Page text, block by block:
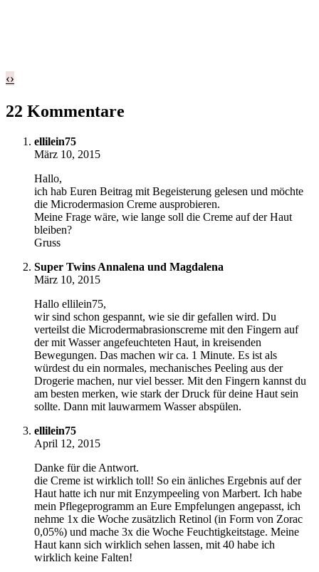
‹›
22 Kommentare
ellilein75
März 10, 2015
Hallo,
ich hab Euren Beitrag mit Begeisterung gelesen und möchte
die Microdermasion Creme ausprobieren.
Meine Frage wäre, wie lange soll die Creme auf der Haut
bleiben?
Gruss
Super Twins Annalena und Magdalena
März 10, 2015
Hallo ellilein75,
wir sind schon gespannt, wie sie dir gefallen wird. Du
verteilst die Microdermabrasionscreme mit den Fingern auf
der mit Wasser angefeuchteten Haut, in kreisenden
Bewegungen. Das machen wir ca. 1 Minute. Es ist als
würdest du ein normales, mechanisches Peeling aus der
Drogerie machen, nur viel besser. Mit den Fingern kannst du
am besten merken, wie stark der Druck für deine Haut sein
sollte. Dann mit lauwarmem Wasser abspülen.
ellilein75
April 12, 2015
Danke für die Antwort.
die Creme ist wirklich toll! So ein änliches Ergebnis auf der
Haut hatte ich nur mit Enzympeeling von Marbert. Ich habe
mein Pflegeprogramm an Eure Empfelungen angepasst, ich
nehme 1x die Woche zusätzlich Retinol (in Form von Zorac
0,05%) und mache 3x die Woche Feuchtigkeitstage. Meine
Haut kann sich wirklich sehen lassen, mit 40 habe ich
wirklich keine Falten!